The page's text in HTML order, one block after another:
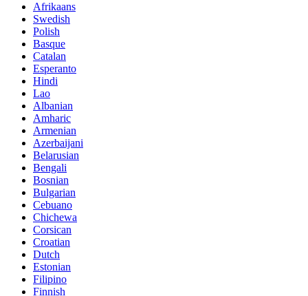
Afrikaans
Swedish
Polish
Basque
Catalan
Esperanto
Hindi
Lao
Albanian
Amharic
Armenian
Azerbaijani
Belarusian
Bengali
Bosnian
Bulgarian
Cebuano
Chichewa
Corsican
Croatian
Dutch
Estonian
Filipino
Finnish